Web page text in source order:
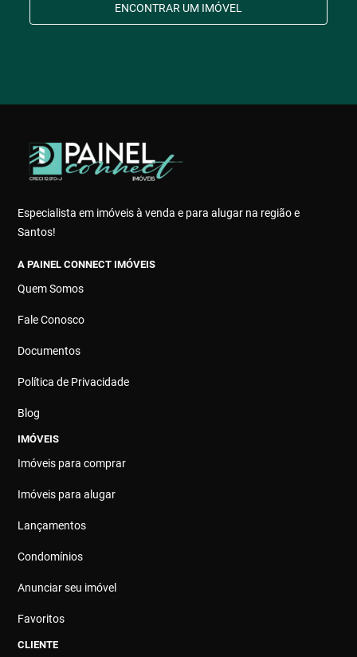
ENCONTRAR UM IMÓVEL
Especialista em imóveis à venda e para alugar na região e
Santos!
A PAINEL CONNECT IMÓVEIS
Quem Somos
Fale Conosco
Documentos
Política de Privacidade
Blog
IMÓVEIS
Imóveis para comprar
Imóveis para alugar
Lançamentos
Condomínios
Anunciar seu imóvel
Favoritos
CLIENTE